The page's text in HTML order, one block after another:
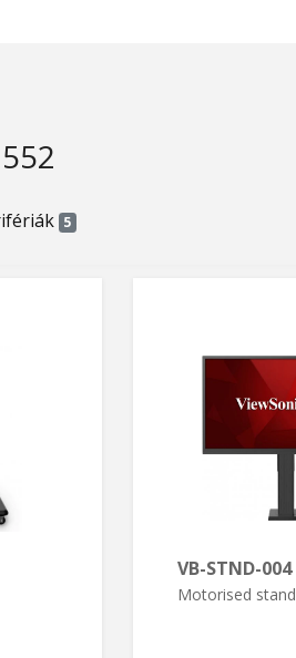
5
VB-STND-004
Motorised stand